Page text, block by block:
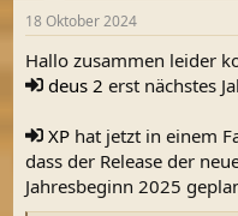
l
e
r
t
a
m
18 Oktober 2024
Hallo zusammen leider
deus 2 erst nächstes
XP hat jetzt in einem
dass der Release der
Jahresbeginn 2025